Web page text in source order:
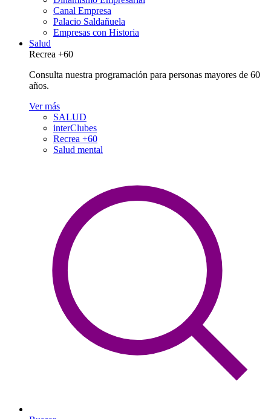
Canal Empresa
Palacio Saldañuela
Empresas con Historia
Salud
Recrea +60
Consulta nuestra programación para personas mayores de 60
años.
Ver más
SALUD
interClubes
Recrea +60
Salud mental